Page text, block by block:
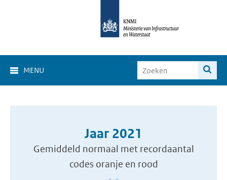
MENU
Jaar 2021
Gemiddeld normaal met recordaantal
codes oranje en rood